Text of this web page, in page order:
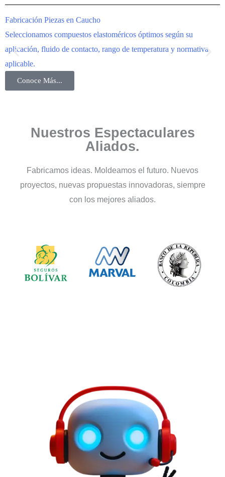
Fabricación Piezas en Caucho
Seleccionamos compuestos elastoméricos óptimos según su
aplicación, fluido de contacto, rango de temperatura y normativa
aplicable.
Conoce Más...
Nuestros Espectaculares
Aliados.
Fabricamos ideas. Moldeamos el futuro. Nuevos
proyectos, nuevas propuestas innovadoras, siempre
con los mejores aliados.